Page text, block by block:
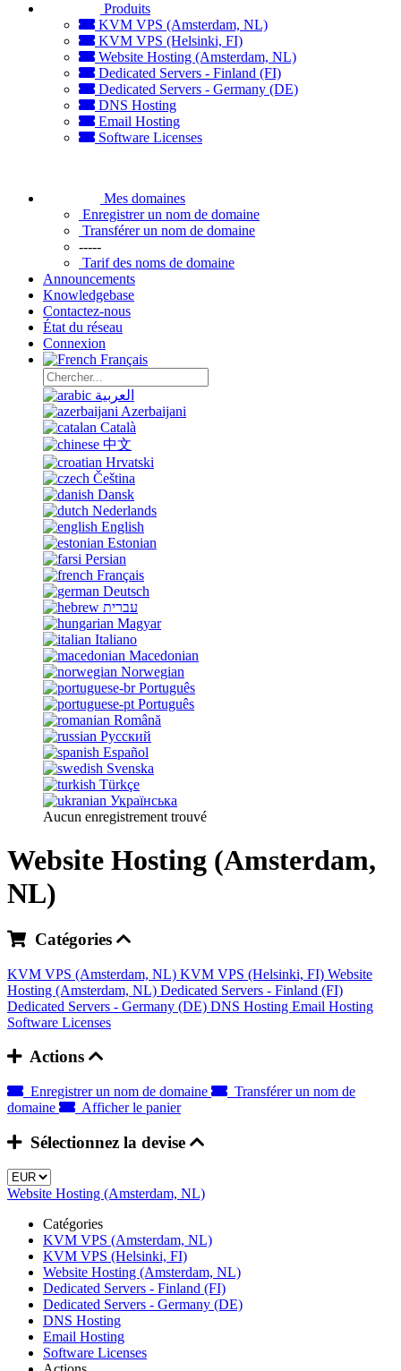
Produits
KVM VPS (Amsterdam, NL)
KVM VPS (Helsinki, FI)
Website Hosting (Amsterdam, NL)
Dedicated Servers - Finland (FI)
Dedicated Servers - Germany (DE)
DNS Hosting
Email Hosting
Software Licenses
Mes domaines
Enregistrer un nom de domaine
Transférer un nom de domaine
-----
Tarif des noms de domaine
Announcements
Knowledgebase
Contactez-nous
État du réseau
Connexion
Français
العربية
Azerbaijani
Català
中文
Hrvatski
Čeština
Dansk
Nederlands
English
Estonian
Persian
Français
Deutsch
עברית
Magyar
Italiano
Macedonian
Norwegian
Português
Português
Română
Русский
Español
Svenska
Türkçe
Українська
Aucun enregistrement trouvé
Website Hosting (Amsterdam,
NL)
Catégories
KVM VPS (Amsterdam, NL) KVM VPS (Helsinki, FI) Website
Hosting (Amsterdam, NL) Dedicated Servers - Finland (FI)
Dedicated Servers - Germany (DE) DNS Hosting Email Hosting
Software Licenses
Actions
Enregistrer un nom de domaine
Transférer un nom de
domaine
Afficher le panier
Sélectionnez la devise
Website Hosting (Amsterdam, NL)
Catégories
KVM VPS (Amsterdam, NL)
KVM VPS (Helsinki, FI)
Website Hosting (Amsterdam, NL)
Dedicated Servers - Finland (FI)
Dedicated Servers - Germany (DE)
DNS Hosting
Email Hosting
Software Licenses